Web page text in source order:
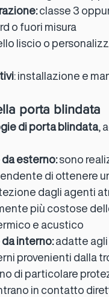
classe 3
o fuori misura
liscio o
: installazione e
porta blindata
di porta blindata ,
esterno: sono
di ottenere
dagli agenti
più costose
e acustico
interno: adatte agli
provenienti dalla
di particolare
in contatto